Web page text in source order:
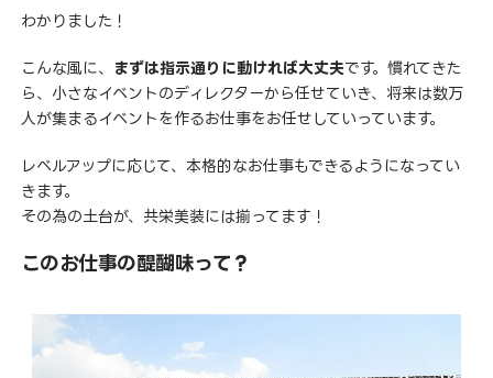
わかりました！
こんな風に、 まずは指示通りに動ければ大丈夫です。慣れてきた
ら、小さなイベントのディレクターから任せていき、将来は数万
人が集まるイベントを作るお仕事をお任せしていっています。
レベルアップに応じて、本格的なお仕事もできるようになってい
きます。
その為の土台が、共栄美装には揃ってます！
このお仕事の醍醐味って？